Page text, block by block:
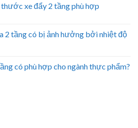
xe đẩy 2 tầng phù hợp
2 tầng có bị ảnh hưởng bởi nhiệt độ
có phù hợp cho ngành thực phẩm?